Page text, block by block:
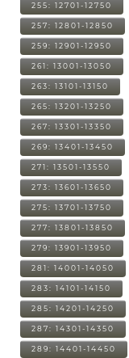
255: 12701-12750
257: 12801-12850
259: 12901-12950
261: 13001-13050
263: 13101-13150
265: 13201-13250
267: 13301-13350
269: 13401-13450
271: 13501-13550
273: 13601-13650
275: 13701-13750
277: 13801-13850
279: 13901-13950
281: 14001-14050
283: 14101-14150
285: 14201-14250
287: 14301-14350
289: 14401-14450